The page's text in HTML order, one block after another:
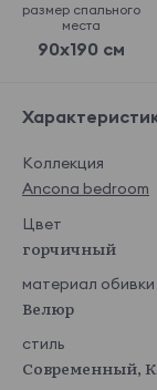
размер спального
места
90x190 см
Коллекция
Ancona bedroom
Цвет
горчичный
материал обивки
Велюр
стиль
Современный,